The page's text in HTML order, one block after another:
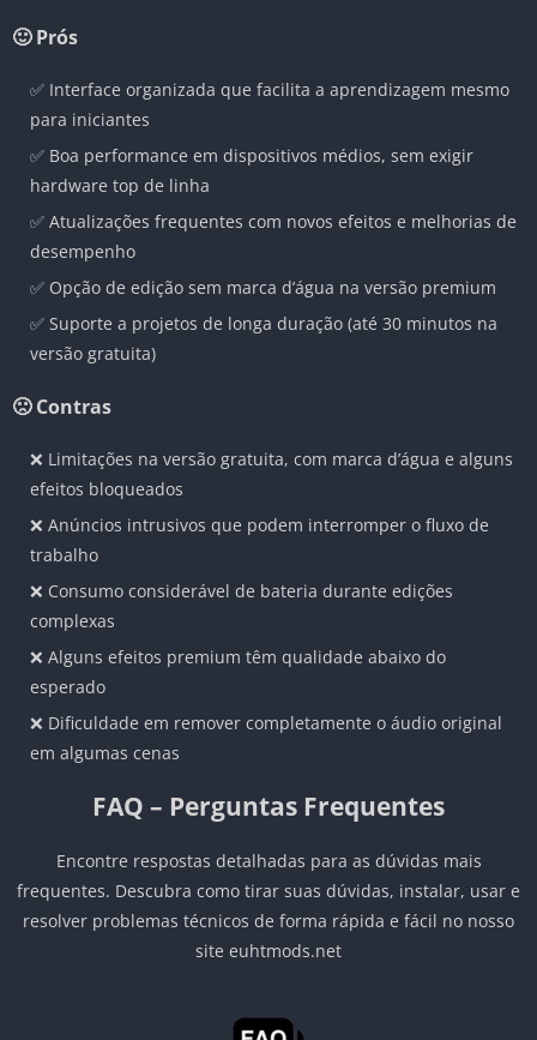
🙂 Prós
✅ Interface organizada que facilita a aprendizagem mesmo
para iniciantes
✅ Boa performance em dispositivos médios, sem exigir
hardware top de linha
✅ Atualizações frequentes com novos efeitos e melhorias de
desempenho
✅ Opção de edição sem marca d’água na versão premium
✅ Suporte a projetos de longa duração (até 30 minutos na
versão gratuita)
🙁 Contras
❌ Limitações na versão gratuita, com marca d’água e alguns
efeitos bloqueados
❌ Anúncios intrusivos que podem interromper o fluxo de
trabalho
❌ Consumo considerável de bateria durante edições
complexas
❌ Alguns efeitos premium têm qualidade abaixo do
esperado
❌ Dificuldade em remover completamente o áudio original
em algumas cenas
FAQ – Perguntas Frequentes
Encontre respostas detalhadas para as dúvidas mais
frequentes. Descubra como tirar suas dúvidas, instalar, usar e
resolver problemas técnicos de forma rápida e fácil no nosso
site euhtmods.net